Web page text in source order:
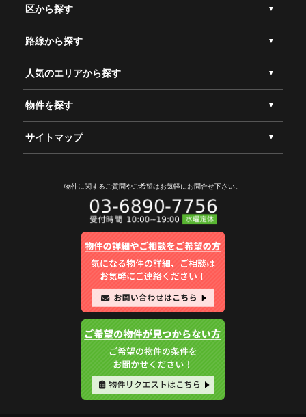
区から探す
路線から探す
人気のエリアから探す
物件を探す
サイトマップ
物件に関するご質問やご希望はお気軽にお問合せ下さい。